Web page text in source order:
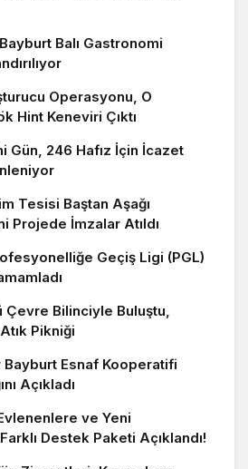
Balı Gastronomi
Operasyonu, O
Hint Keneviri Çıktı
Gün, 246 Hafız İçin İcazet
Tesisi Baştan Aşağı
Projede İmzalar Atıldı
Geçiş Ligi (PGL)
Çevre Bilinciyle Buluştu,
Pikniği
Esnaf Kooperatifi
Açıkladı
ve Yeni
Destek Paketi Açıklandı!